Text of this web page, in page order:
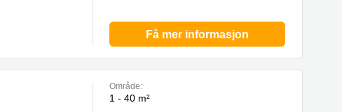
Få mer informasjon
Område:
1 - 40 m²